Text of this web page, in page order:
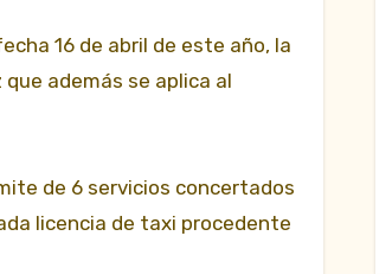
16 de abril de este año, la
además se aplica al
de 6 servicios concertados
licencia de taxi procedente